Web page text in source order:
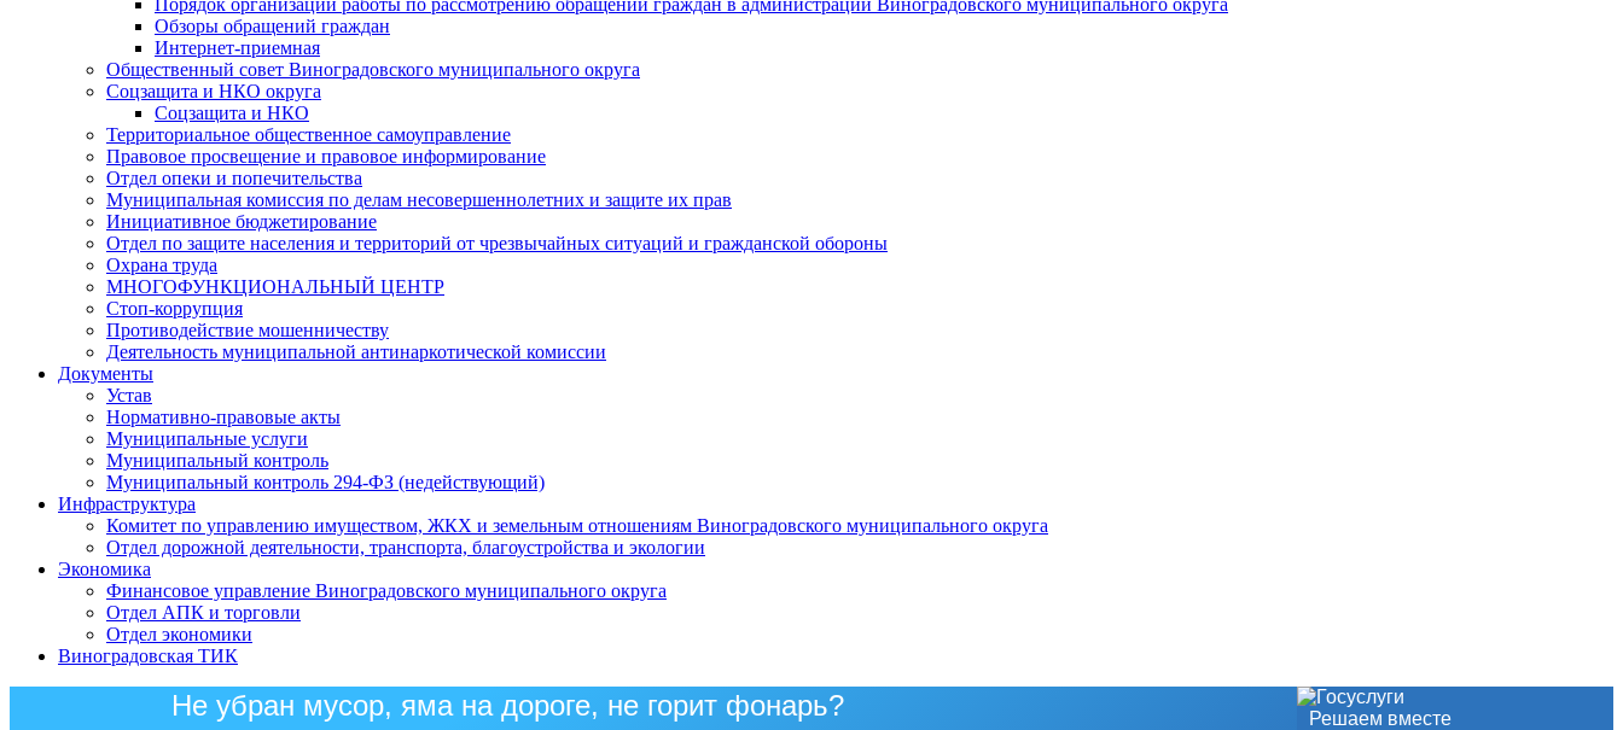
Порядок организации работы по рассмотрению обращений граждан в администрации Виноградовского муниципального округа
Обзоры обращений граждан
Интернет-приемная
Общественный совет Виноградовского муниципального округа
Соцзащита и НКО округа
Соцзащита и НКО
Территориальное общественное самоуправление
Правовое просвещение и правовое информирование
Отдел опеки и попечительства
Муниципальная комиссия по делам несовершеннолетних и защите их прав
Инициативное бюджетирование
Отдел по защите населения и территорий от чрезвычайных ситуаций и гражданской обороны
Охрана труда
МНОГОФУНКЦИОНАЛЬНЫЙ ЦЕНТР
Стоп-коррупция
Противодействие мошенничеству
Деятельность муниципальной антинаркотической комиссии
Документы
Устав
Нормативно-правовые акты
Муниципальные услуги
Муниципальный контроль
Муниципальный контроль 294-ФЗ (недействующий)
Инфраструктура
Комитет по управлению имуществом, ЖКХ и земельным отношениям Виноградовского муниципального округа
Отдел дорожной деятельности, транспорта, благоустройства и экологии
Экономика
Финансовое управление Виноградовского муниципального округа
Отдел АПК и торговли
Отдел экономики
Виноградовская ТИК
Решаем вместе
Не убран мусор, яма на дороге, не горит фонарь?